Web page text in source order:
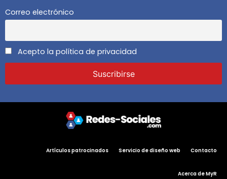
Correo electrónico
Acepto la política de privacidad
Artículos patrocinados Servicio de diseño web Contacto
Acerca de MyR